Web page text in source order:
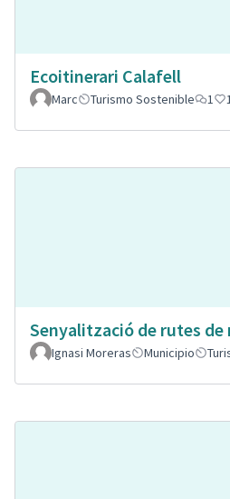
Ecoitinerari Calafell
Marc
Turismo Sostenible 1
Senyalització de rutes de
Ignasi Moreras
Municipio